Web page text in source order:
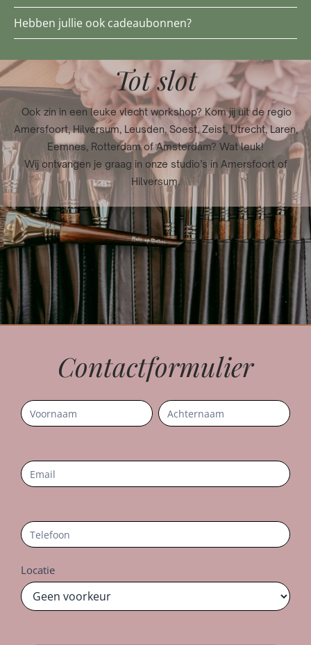
Hebben jullie ook cadeaubonnen?
Tot slot
Ook zin in een leuke vlecht workshop? Kom jij uit de regio
Amersfoort, Hilversum, Leusden, Soest, Zeist, Utrecht, Laren,
Eemnes, Rotterdam of Amsterdam? Wat leuk!
Wij ontvangen je graag in onze studio’s in Amersfoort of
Hilversum.
Contactformulier
Mobiel
Naam Naam
Locatie